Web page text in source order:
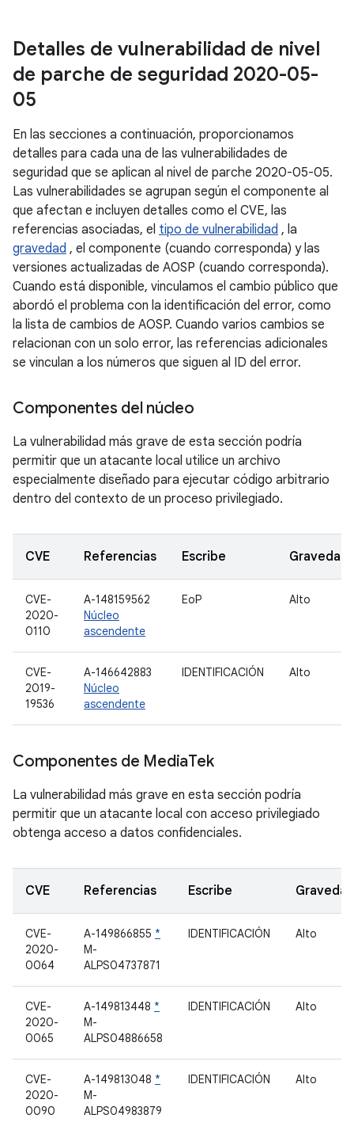
Detalles de vulnerabilidad de nivel
de parche de seguridad 2020-05-
05
En las secciones a continuación, proporcionamos
detalles para cada una de las vulnerabilidades de
seguridad que se aplican al nivel de parche 2020-05-05.
Las vulnerabilidades se agrupan según el componente al
que afectan e incluyen detalles como el CVE, las
referencias asociadas, el tipo de vulnerabilidad , la
gravedad , el componente (cuando corresponda) y las
versiones actualizadas de AOSP (cuando corresponda).
Cuando está disponible, vinculamos el cambio público que
abordó el problema con la identificación del error, como
la lista de cambios de AOSP. Cuando varios cambios se
relacionan con un solo error, las referencias adicionales
se vinculan a los números que siguen al ID del error.
Componentes del núcleo
La vulnerabilidad más grave de esta sección podría
permitir que un atacante local utilice un archivo
especialmente diseñado para ejecutar código arbitrario
dentro del contexto de un proceso privilegiado.
CVE Referencias Escribe Gravedad
CVE-
2020-
0110
A-148159562
Núcleo
ascendente
EoP Alto
CVE-
2019-
19536
A-146642883
Núcleo
ascendente
IDENTIFICACIÓN Alto
Componentes de MediaTek
La vulnerabilidad más grave en esta sección podría
permitir que un atacante local con acceso privilegiado
obtenga acceso a datos confidenciales.
CVE Referencias Escribe Gravedad
CVE-
2020-
0064
A-149866855 *
M-
ALPS04737871
IDENTIFICACIÓN Alto
CVE-
2020-
0065
A-149813448 *
M-
ALPS04886658
IDENTIFICACIÓN Alto
CVE-
2020-
0090
A-149813048 *
M-
ALPS04983879
IDENTIFICACIÓN Alto